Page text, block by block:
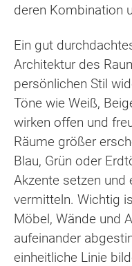
deren Kombination
Ein gut
Architektur des
persönlichen Stil
Töne wie Weiß,
wirken offen und
Räume größer
Blau, Grün oder
Akzente setzen und
vermitteln. Wichtig
Möbel, Wände und
aufeinander
einheitliche Linie